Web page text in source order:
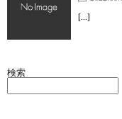
[…]
検索